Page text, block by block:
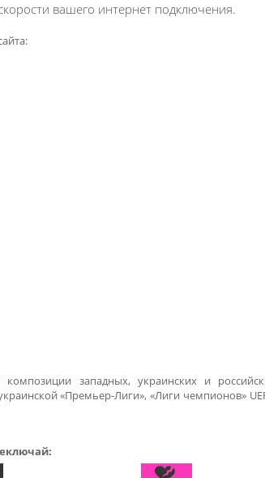
вашего интернет подключения.
западных, украинских и
«Премьер-Лиги», «Лиги чемпионов»